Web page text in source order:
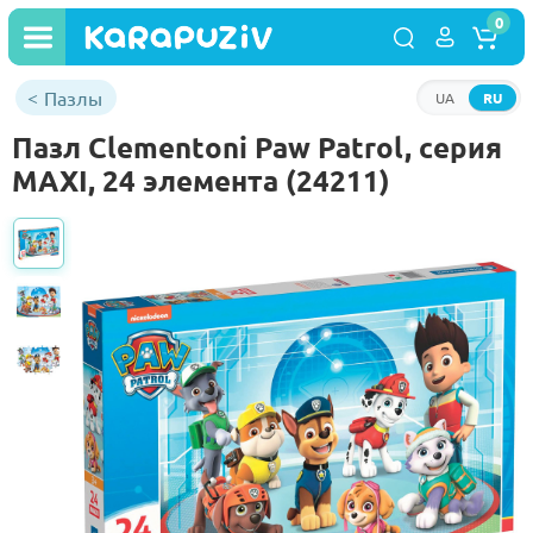
RU
UA
0
Пазлы
Пазл Clementoni Paw Patrol, серия
MAXI, 24 элемента (24211)